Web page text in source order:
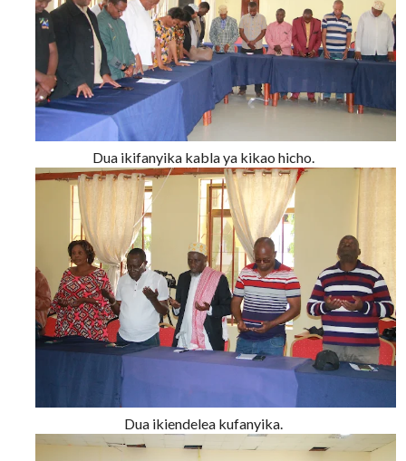
Dua ikifanyika kabla ya kikao hicho.
Dua ikiendelea kufanyika.